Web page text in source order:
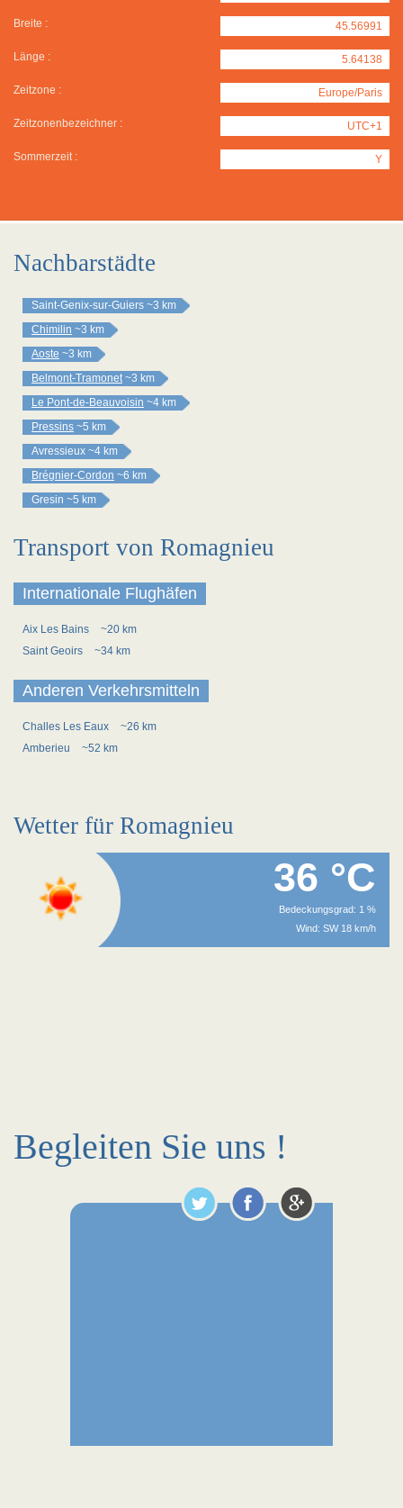
Breite : 45.56991
Länge : 5.64138
Zeitzone : Europe/Paris
Zeitzonenbezeichner : UTC+1
Sommerzeit : Y
Nachbarstädte
Saint-Genix-sur-Guiers ~3 km
Chimilin ~3 km
Aoste ~3 km
Belmont-Tramonet ~3 km
Le Pont-de-Beauvoisin ~4 km
Pressins ~5 km
Avressieux ~4 km
Brégnier-Cordon ~6 km
Gresin ~5 km
Transport von Romagnieu
Internationale Flughäfen
Aix Les Bains
~20 km
Saint Geoirs
~34 km
Anderen Verkehrsmitteln
Challes Les Eaux
~26 km
Amberieu
~52 km
Wetter für Romagnieu
36 °C
Bedeckungsgrad: 1 %
Wind: SW 18 km/h
Begleiten Sie uns !